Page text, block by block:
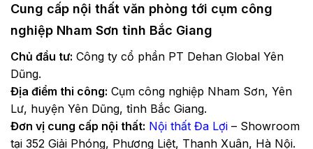
Cung cấp nội thất văn phòng tới cụm công
nghiệp Nham Sơn tỉnh Bắc Giang
Chủ đầu tư: Công ty cổ phần PT Dehan Global Yên
Dũng.
Địa điểm thi công: Cụm công nghiệp Nham Sơn, Yên
Lư, huyện Yên Dũng, tỉnh Bắc Giang.
Đơn vị cung cấp nội thất: Nội thất Đa Lợi – Showroom
tại 352 Giải Phóng, Phương Liệt, Thanh Xuân, Hà Nội.